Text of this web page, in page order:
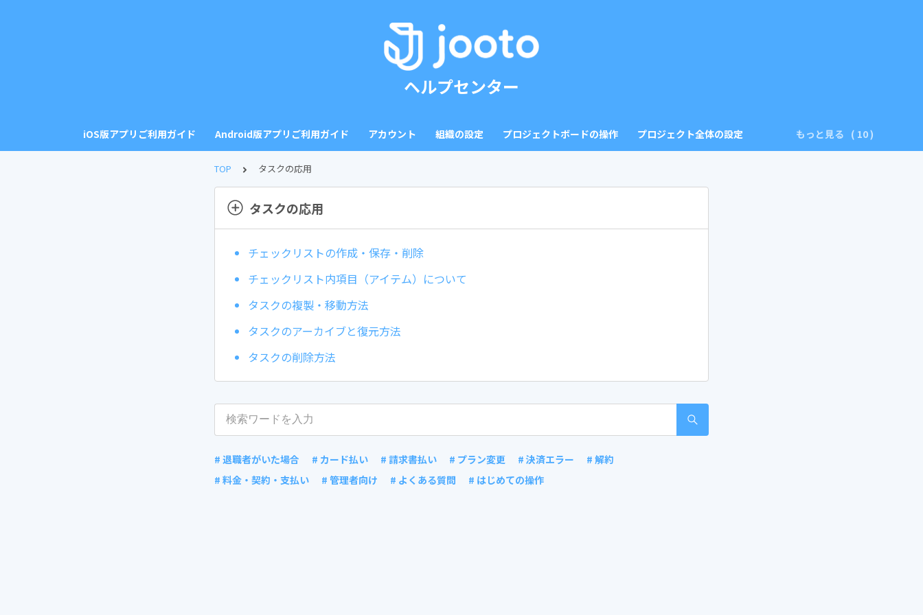
ヘルプセンター
iOS版アプリご利用ガイド Android版アプリご利用ガイド アカウント 組織の設定 プロジェクトボードの操作 プロジェクト全体の設定 もっと見る
TOP タスクの応用
タスクの応用
チェックリストの作成・保存・削除
チェックリスト内項目（アイテム）について
タスクの複製・移動方法
タスクのアーカイブと復元方法
タスクの削除方法
# 退職者がいた場合 # カード払い # 請求書払い # プラン変更 # 決済エラー
# 解約
# 料金・契約・支払い
# 管理者向け # よくある質問 # はじめての操作